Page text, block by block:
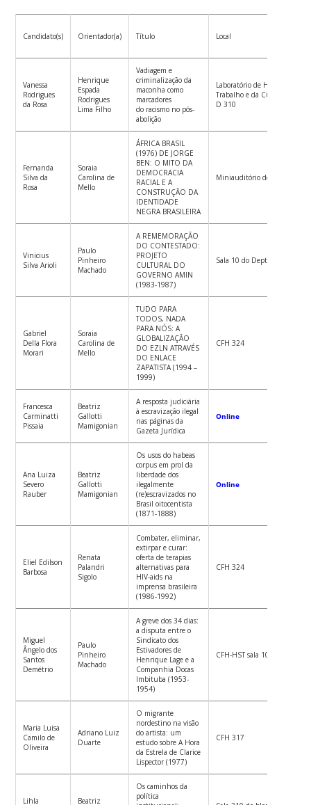
Candidato(s) Orientador(a) Título Local
Vanessa
Rodrigues
da Rosa
Henrique
Espada
Rodrigues
Lima Filho
Vadiagem e
criminalização da
maconha como
marcadores
do racismo no pós-
abolição
Laboratório de História Social
Trabalho e da Cultura CFH
D 310
Fernanda
Silva da
Rosa
Soraia
Carolina de
Mello
ÁFRICA BRASIL
(1976) DE JORGE
BEN: O MITO DA
DEMOCRACIA
RACIAL E A
CONSTRUÇÃO DA
IDENTIDADE
NEGRA BRASILEIRA
Miniauditório do CFH, bloco
Vinicius
Silva Arioli
Paulo
Pinheiro
Machado
A REMEMORAÇÃO
DO CONTESTADO:
PROJETO
CULTURAL DO
GOVERNO AMIN
(1983-1987)
Sala 10 do Depto de História
Gabriel
Della Flora
Morari
Soraia
Carolina de
Mello
TUDO PARA
TODOS, NADA
PARA NÓS: A
GLOBALIZAÇÃO
DO EZLN ATRAVÉS
DO ENLACE
ZAPATISTA (1994 –
1999)
CFH 324
Francesca
Carminatti
Pissaia
Beatriz
Gallotti
Mamigonian
A resposta judiciária
à escravização ilegal
nas páginas da
Gazeta Jurídica
Online
Ana Luiza
Severo
Rauber
Beatriz
Gallotti
Mamigonian
Os usos do habeas
corpus em prol da
liberdade dos
ilegalmente
(re)escravizados no
Brasil oitocentista
(1871-1888)
Online
Eliel Edilson
Barbosa
Renata
Palandri
Sigolo
Combater, eliminar,
extirpar e curar:
oferta de terapias
alternativas para
HIV-aids na
imprensa brasileira
(1986-1992)
CFH 324
Miguel
Ângelo dos
Santos
Demétrio
Paulo
Pinheiro
Machado
A greve dos 34 dias:
a disputa entre o
Sindicato dos
Estivadores de
Henrique Lage e a
Companhia Docas
Imbituba (1953-
1954)
CFH-HST sala 10
Maria Luisa
Camilo de
Oliveira
Adriano Luiz
Duarte
O migrante
nordestino na visão
do artista: um
estudo sobre A Hora
da Estrela de Clarice
Lispector (1977)
CFH 317
Lihla
Beatriz
Os caminhos da
política